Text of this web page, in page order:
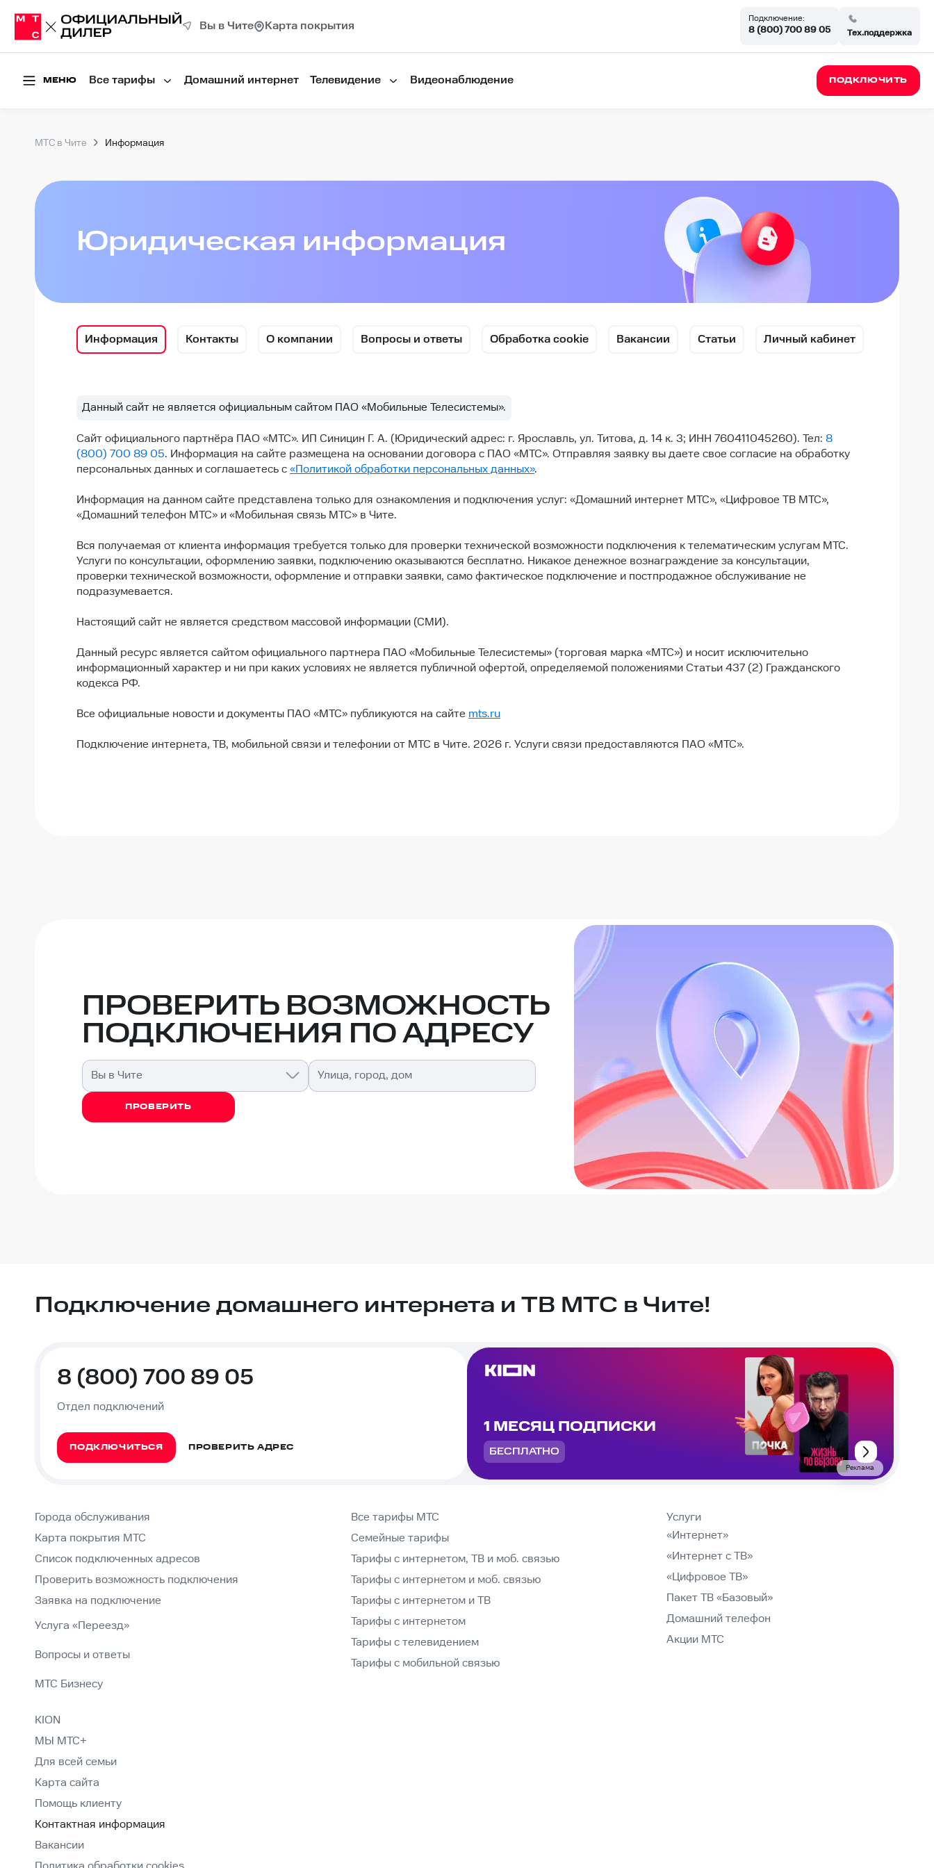
Вы в Чите Карта покрытия
Подключение:
8 (800) 700 89 05 Тех.поддержка
МЕНЮ Все тарифы Домашний интернет Телевидение Видеонаблюдение ПОДКЛЮЧИТЬ
МТС в Чите Информация
Юридическая информация
Информация Контакты О компании Вопросы и ответы Обработка cookie Вакансии Статьи Личный кабинет
Данный сайт не является официальным сайтом ПАО «Мобильные Телесистемы».
Сайт официального партнёра ПАО «МТС». ИП Синицин Г. А. (Юридический адрес: г. Ярославль, ул. Титова, д. 14 к. 3; ИНН 760411045260). Тел: 8
(800) 700 89 05. Информация на сайте размещена на основании договора с ПАО «МТС». Отправляя заявку вы даете свое согласие на обработку
персональных данных и соглашаетесь с «Политикой обработки персональных данных».
Информация на данном сайте представлена только для ознакомления и подключения услуг: «Домашний интернет МТС», «Цифровое ТВ МТС»,
«Домашний телефон МТС» и «Мобильная связь МТС» в Чите.
Вся получаемая от клиента информация требуется только для проверки технической возможности подключения к телематическим услугам МТС.
Услуги по консультации, оформлению заявки, подключению оказываются бесплатно. Никакое денежное вознаграждение за консультации,
проверки технической возможности, оформление и отправки заявки, само фактическое подключение и постпродажное обслуживание не
подразумевается.
Настоящий сайт не является средством массовой информации (СМИ).
Данный ресурс является сайтом официального партнера ПАО «Мобильные Телесистемы» (торговая марка «МТС») и носит исключительно
информационный характер и ни при каких условиях не является публичной офертой, определяемой положениями Статьи 437 (2) Гражданского
кодекса РФ.
Все официальные новости и документы ПАО «МТС» публикуются на сайте mts.ru
Подключение интернета, ТВ, мобильной связи и телефонии от МТС в Чите. 2026 г. Услуги связи предоставляются ПАО «МТС».
ПРОВЕРИТЬ ВОЗМОЖНОСТЬ
ПОДКЛЮЧЕНИЯ ПО АДРЕСУ
Вы в Чите Улица, город, дом
ПРОВЕРИТЬ
Подключение домашнего интернета и ТВ МТС в Чите!
8 (800) 700 89 05
Отдел подключений
ПОДКЛЮЧИТЬСЯ ПРОВЕРИТЬ АДРЕС
1 МЕСЯЦ ПОДПИСКИ
БЕСПЛАТНО
Реклама
Города обслуживания
Карта покрытия МТС
Список подключенных адресов
Проверить возможность подключения
Заявка на подключение
Услуга «Переезд»
Вопросы и ответы
МТС Бизнесу
Все тарифы МТС
Семейные тарифы
Тарифы с интернетом, ТВ и моб. связью
Тарифы с интернетом и моб. связью
Тарифы с интернетом и ТВ
Тарифы с интернетом
Тарифы с телевидением
Тарифы с мобильной связью
Услуги
«Интернет»
«Интернет с ТВ»
«Цифровое ТВ»
Пакет ТВ «Базовый»
Домашний телефон
Акции МТС
KION
МЫ МТС+
Для всей семьи
Карта сайта
Помощь клиенту
Контактная информация
Вакансии